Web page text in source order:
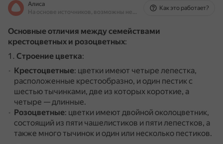
Алиса
На основе источников, возможны неточности
Как это работает?
Основные отличия между семействами
крестоцветных и розоцветных:
Строение цветка:
Крестоцветные: цветки имеют четыре лепестка,
расположенные крестообразно, и один пестик с
шестью тычинками, две из которых короткие, а
четыре — длинные.
Розоцветные: цветки имеют двойной околоцветник,
состоящий из пяти чашелистиков и пяти лепестков, а
также много тычинок и один или несколько пестиков.